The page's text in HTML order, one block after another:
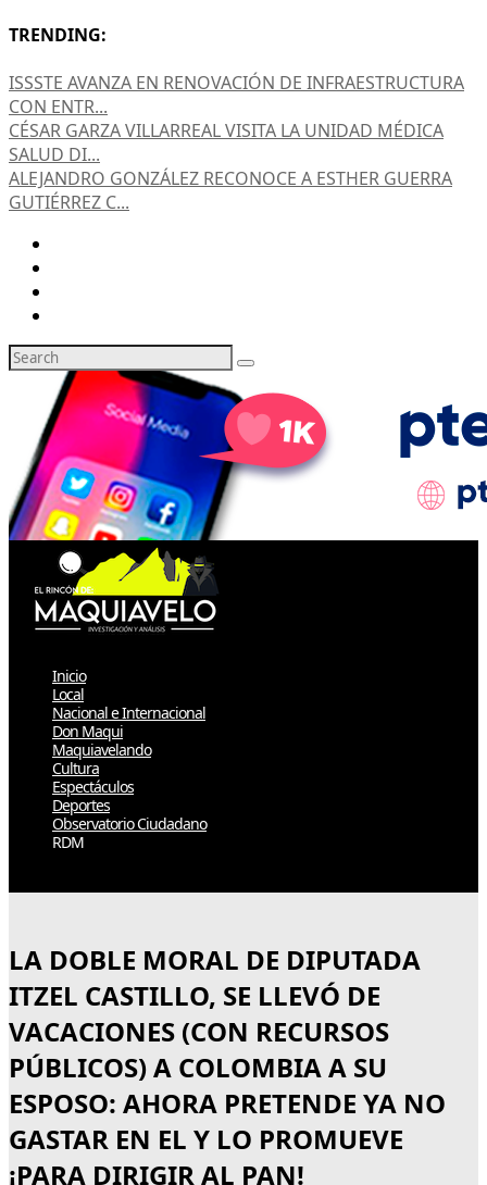
TRENDING:
ISSSTE AVANZA EN RENOVACIÓN DE INFRAESTRUCTURA
CON ENTR...
CÉSAR GARZA VILLARREAL VISITA LA UNIDAD MÉDICA
SALUD DI...
ALEJANDRO GONZÁLEZ RECONOCE A ESTHER GUERRA
GUTIÉRREZ C...
Inicio
Local
Nacional e Internacional
Don Maqui
Maquiavelando
Cultura
Espectáculos
Deportes
Observatorio Ciudadano
RDM
LA DOBLE MORAL DE DIPUTADA
ITZEL CASTILLO, SE LLEVÓ DE
VACACIONES (CON RECURSOS
PÚBLICOS) A COLOMBIA A SU
ESPOSO: AHORA PRETENDE YA NO
GASTAR EN EL Y LO PROMUEVE
¡PARA DIRIGIR AL PAN!